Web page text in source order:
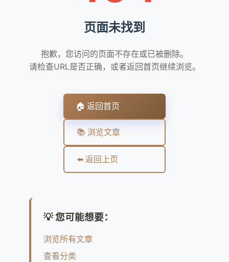
页面未找到
抱歉，您访问的页面不存在或已被删除。
请检查URL是否正确，或者返回首页继续浏览。
🏠 返回首页
📚 浏览文章
⬅️ 返回上页
💡 您可能想要：
浏览所有文章
查看分类